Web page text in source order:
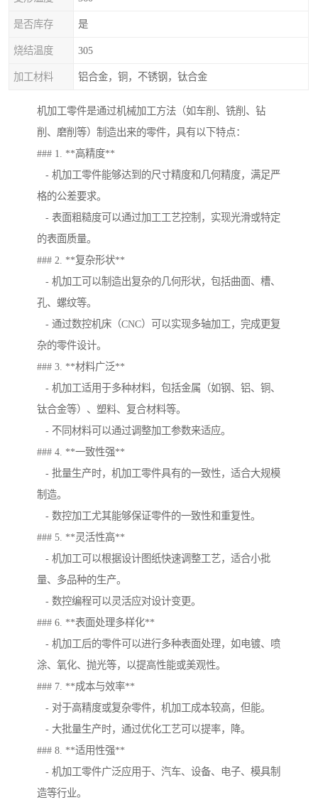
是否库存 是
烧结温度 305
加工材料 铝合金，铜，不锈钢，钛合金
机加工零件是通过机械加工方法（如车削、铣削、钻
削、磨削等）制造出来的零件，具有以下特点：
### 1. **高精度**
- 机加工零件能够达到的尺寸精度和几何精度，满足严
格的公差要求。
- 表面粗糙度可以通过加工工艺控制，实现光滑或特定
的表面质量。
### 2. **复杂形状**
- 机加工可以制造出复杂的几何形状，包括曲面、槽、
孔、螺纹等。
- 通过数控机床（CNC）可以实现多轴加工，完成更复
杂的零件设计。
### 3. **材料广泛**
- 机加工适用于多种材料，包括金属（如钢、铝、铜、
钛合金等）、塑料、复合材料等。
- 不同材料可以通过调整加工参数来适应。
### 4. **一致性强**
- 批量生产时，机加工零件具有的一致性，适合大规模
制造。
- 数控加工尤其能够保证零件的一致性和重复性。
### 5. **灵活性高**
- 机加工可以根据设计图纸快速调整工艺，适合小批
量、多品种的生产。
- 数控编程可以灵活应对设计变更。
### 6. **表面处理多样化**
- 机加工后的零件可以进行多种表面处理，如电镀、喷
涂、氧化、抛光等，以提高性能或美观性。
### 7. **成本与效率**
- 对于高精度或复杂零件，机加工成本较高，但能。
- 大批量生产时，通过优化工艺可以提率，降。
### 8. **适用性强**
- 机加工零件广泛应用于、汽车、设备、电子、模具制
造等行业。